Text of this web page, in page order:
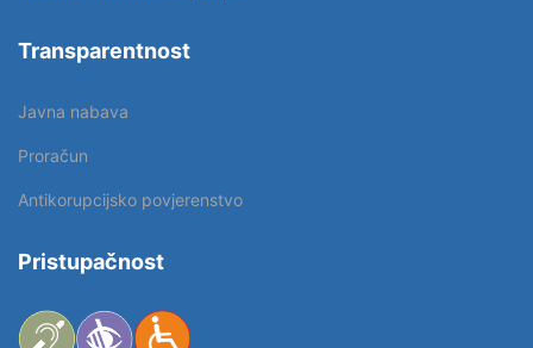
Transparentnost
Javna nabava
Proračun
Antikorupcijsko povjerenstvo
Pristupačnost